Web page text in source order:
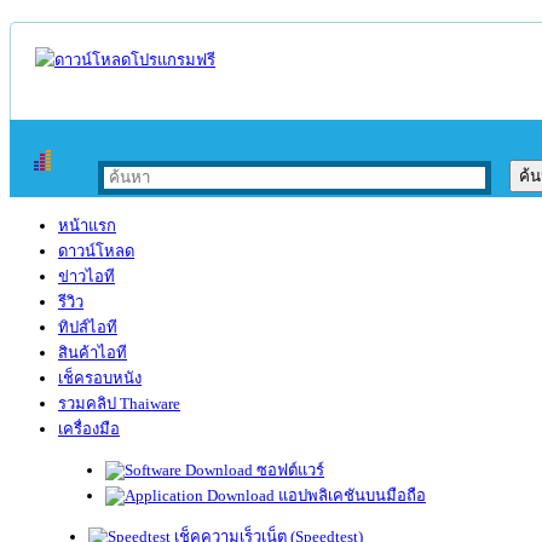
หน้าแรก
ดาวน์โหลด
ข่าวไอที
รีวิว
ทิปส์ไอที
สินค้าไอที
เช็ครอบหนัง
รวมคลิป Thaiware
เครื่องมือ
ซอฟต์แวร์
แอปพลิเคชันบนมือถือ
เช็คความเร็วเน็ต (Speedtest)